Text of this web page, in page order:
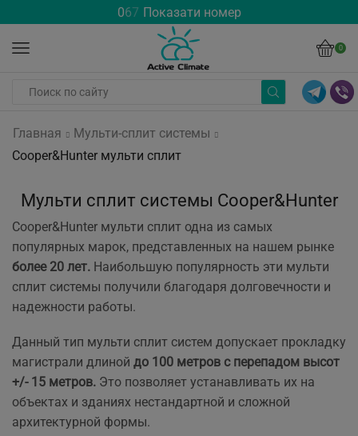
067 Показати номер
0
Главная
Мульти-сплит системы
Cooper&Hunter мульти сплит
Мульти сплит системы Cooper&Hunter
Cooper&Hunter мульти сплит одна из самых
популярных марок, представленных на нашем рынке
более 20 лет. Наибольшую популярность эти мульти
сплит системы получили благодаря долговечности и
надежности работы.
Данный тип мульти сплит систем допускает прокладку
магистрали длиной до 100 метров с перепадом высот
+/- 15 метров. Это позволяет устанавливать их на
объектах и зданиях нестандартной и сложной
архитектурной формы.